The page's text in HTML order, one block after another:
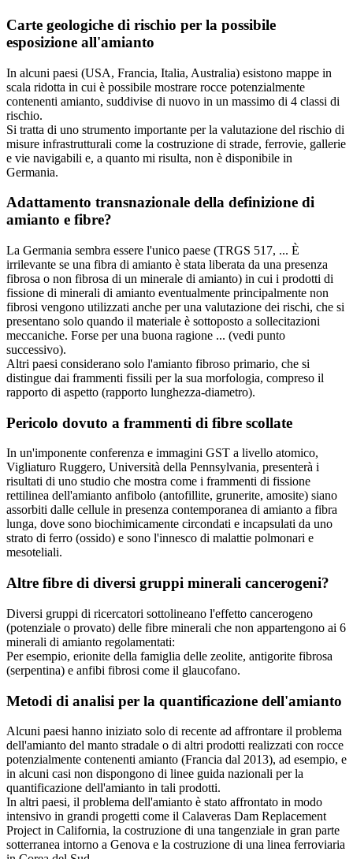
Carte geologiche di rischio per la possibile
esposizione all'amianto
In alcuni paesi (USA, Francia, Italia, Australia) esistono mappe in
scala ridotta in cui è possibile mostrare rocce potenzialmente
contenenti amianto, suddivise di nuovo in un massimo di 4 classi di
rischio.
Si tratta di uno strumento importante per la valutazione del rischio di
misure infrastrutturali come la costruzione di strade, ferrovie, gallerie
e vie navigabili e, a quanto mi risulta, non è disponibile in
Germania.
Adattamento transnazionale della definizione di
amianto e fibre?
La Germania sembra essere l'unico paese (TRGS 517, ... È
irrilevante se una fibra di amianto è stata liberata da una presenza
fibrosa o non fibrosa di un minerale di amianto) in cui i prodotti di
fissione di minerali di amianto eventualmente principalmente non
fibrosi vengono utilizzati anche per una valutazione dei rischi, che si
presentano solo quando il materiale è sottoposto a sollecitazioni
meccaniche. Forse per una buona ragione ... (vedi punto
successivo).
Altri paesi considerano solo l'amianto fibroso primario, che si
distingue dai frammenti fissili per la sua morfologia, compreso il
rapporto di aspetto (rapporto lunghezza-diametro).
Pericolo dovuto a frammenti di fibre scollate
In un'imponente conferenza e immagini GST a livello atomico,
Vigliaturo Ruggero, Università della Pennsylvania, presenterà i
risultati di uno studio che mostra come i frammenti di fissione
rettilinea dell'amianto anfibolo (antofillite, grunerite, amosite) siano
assorbiti dalle cellule in presenza contemporanea di amianto a fibra
lunga, dove sono biochimicamente circondati e incapsulati da uno
strato di ferro (ossido) e sono l'innesco di malattie polmonari e
mesoteliali.
Altre fibre di diversi gruppi minerali cancerogeni?
Diversi gruppi di ricercatori sottolineano l'effetto cancerogeno
(potenziale o provato) delle fibre minerali che non appartengono ai 6
minerali di amianto regolamentati:
Per esempio, erionite della famiglia delle zeolite, antigorite fibrosa
(serpentina) e anfibi fibrosi come il glaucofano.
Metodi di analisi per la quantificazione dell'amianto
Alcuni paesi hanno iniziato solo di recente ad affrontare il problema
dell'amianto del manto stradale o di altri prodotti realizzati con rocce
potenzialmente contenenti amianto (Francia dal 2013), ad esempio, e
in alcuni casi non dispongono di linee guida nazionali per la
quantificazione dell'amianto in tali prodotti.
In altri paesi, il problema dell'amianto è stato affrontato in modo
intensivo in grandi progetti come il Calaveras Dam Replacement
Project in California, la costruzione di una tangenziale in gran parte
sotterranea intorno a Genova e la costruzione di una linea ferroviaria